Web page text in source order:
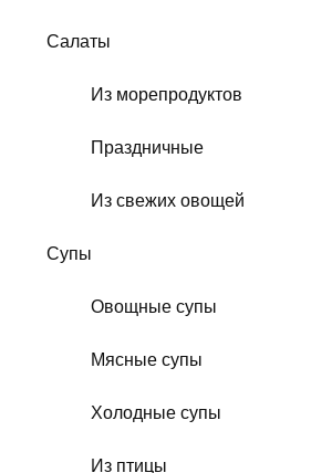
Салаты
Из морепродуктов
Праздничные
Из свежих овощей
Супы
Овощные супы
Мясные супы
Холодные супы
Из птицы